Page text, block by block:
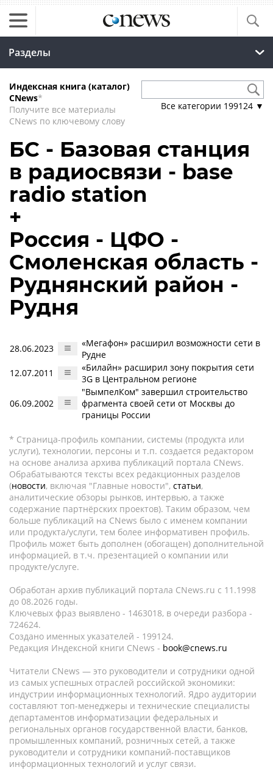
Разделы
Индексная книга (каталог)
CNews*
Получите все материалы
CNews по ключевому слову
Все категории 199124 ▼
БС - Базовая станция
в радиосвязи - base
radio station
+
Россия - ЦФО -
Смоленская область -
Руднянский район -
Рудня
28.06.2023
«Мегафон» расширил возможности сети в
Рудне
12.07.2011
«Билайн» расширил зону покрытия сети
3G в Центральном регионе
06.09.2002
"ВымпелКом" завершил строительство
фрагмента своей сети от Москвы до
границы России
* Страница-профиль компании, системы (продукта или
услуги), технологии, персоны и т.п. создается редактором
на основе анализа архива публикаций портала CNews.
Обрабатываются тексты всех редакционных разделов
(новости, включая "Главные новости", статьи,
аналитические обзоры рынков, интервью, а также
содержание партнёрских проектов). Таким образом, чем
больше публикаций на CNews было с именем компании
или продукта/услуги, тем более информативен профиль.
Профиль может быть дополнен (обогащен) дополнительной
информацией, в т.ч. презентацией о компании или
продукте/услуге.
Обработан архив публикаций портала CNews.ru c 11.1998
до 08.2026 годы.
Ключевых фраз выявлено - 1463018, в очереди разбора -
724624.
Создано именных указателей - 199124.
Редакция Индексной книги CNews - book@cnews.ru
Читатели CNews — это руководители и сотрудники одной
из самых успешных отраслей российской экономики:
индустрии информационных технологий. Ядро аудитории
составляют топ-менеджеры и технические специалисты
департаментов информатизации федеральных и
региональных органов государственной власти, банков,
промышленных компаний, розничных сетей, а также
руководители и сотрудники компаний-поставщиков
информационных технологий и услуг связи.